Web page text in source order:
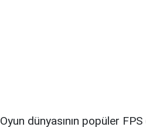
Oyun dünyasının popüler